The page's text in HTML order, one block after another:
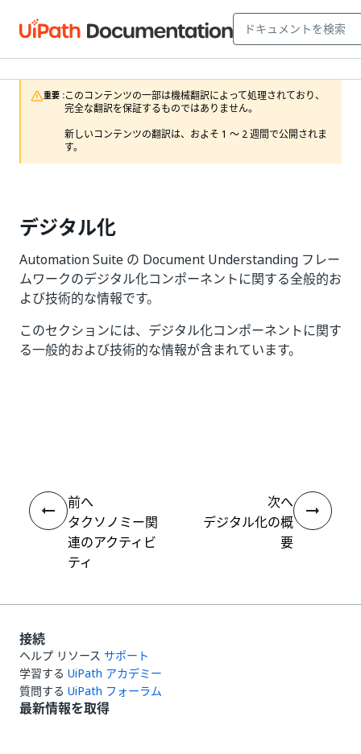
重要 :このコンテンツの一部は機械翻訳によって処理されており、
完全な翻訳を保証するものではありません。
新しいコンテンツの翻訳は、およそ 1 ～ 2 週間で公開されま
す。
デジタル化
Automation Suite の Document Understanding フレー
ムワークのデジタル化コンポーネントに関する全般的お
よび技術的な情報です。
このセクションには、デジタル化コンポーネントに関す
る一般的および技術的な情報が含まれています。
前へ
タクソノミー関
連のアクティビ
ティ
次へ
デジタル化の概
要
接続
ヘルプ リソース サポート
学習する UiPath アカデミー
質問する UiPath フォーラム
最新情報を取得